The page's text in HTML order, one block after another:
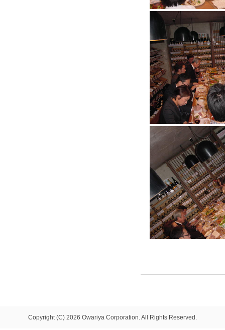
Copyright (C) 2026 Owariya Corporation. All Rights Reserved.